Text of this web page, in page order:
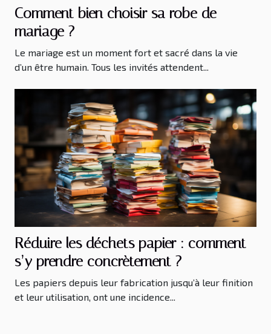
Comment bien choisir sa robe de
mariage ?
Le mariage est un moment fort et sacré dans la vie
d’un être humain. Tous les invités attendent...
Réduire les déchets papier : comment
s’y prendre concrètement ?
Les papiers depuis leur fabrication jusqu’à leur finition
et leur utilisation, ont une incidence...